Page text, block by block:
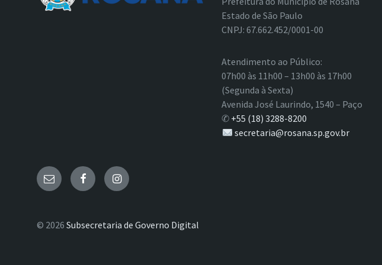
Estado de São Paulo
CNPJ: 67.662.452/0001-00
Atendimento ao Público:
07h00 às 11h00 – 13h00 às 17h00
(Segunda à Sexta)
Avenida José Laurindo, 1540 – Paço
✆ +55 (18) 3288-8200
secretaria@rosana.sp.gov.br
E- FacebookInstagram
© 2026 Subsecretaria de Governo Digital